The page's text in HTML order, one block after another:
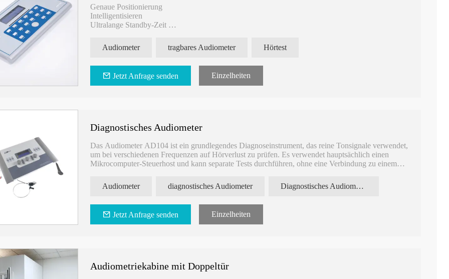
Audiometer AD100 Audiometriekabine Säuglingshörscreening
Genaue Positionierung
Intelligentisieren
Ultralange Standby-Zeit
personalisierte Einstellung
Audiometer tragbares Audiometer Hörtest
Jetzt Anfrage senden Einzelheiten
Diagnostisches Audiometer
Das Audiometer AD104 ist ein grundlegendes Diagnoseinstrument, das reine Tonsignale verwendet,
um bei verschiedenen Frequenzen auf Hörverlust zu prüfen. Es verwendet hauptsächlich einen
Mikrocomputer-Steuerhost und kann separate Tests durchführen, ohne eine Verbindung zu einem
Audiometer
diagnostisches Audiometer Diagnostisches Audiometer AD104
Jetzt Anfrage senden Einzelheiten
Audiometriekabine mit Doppeltür